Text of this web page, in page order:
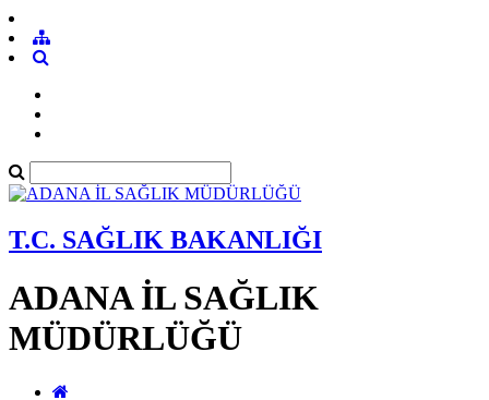
T.C. SAĞLIK BAKANLIĞI
ADANA İL SAĞLIK
MÜDÜRLÜĞÜ